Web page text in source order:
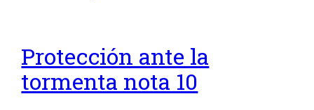
Protección ante la
tormenta nota 10